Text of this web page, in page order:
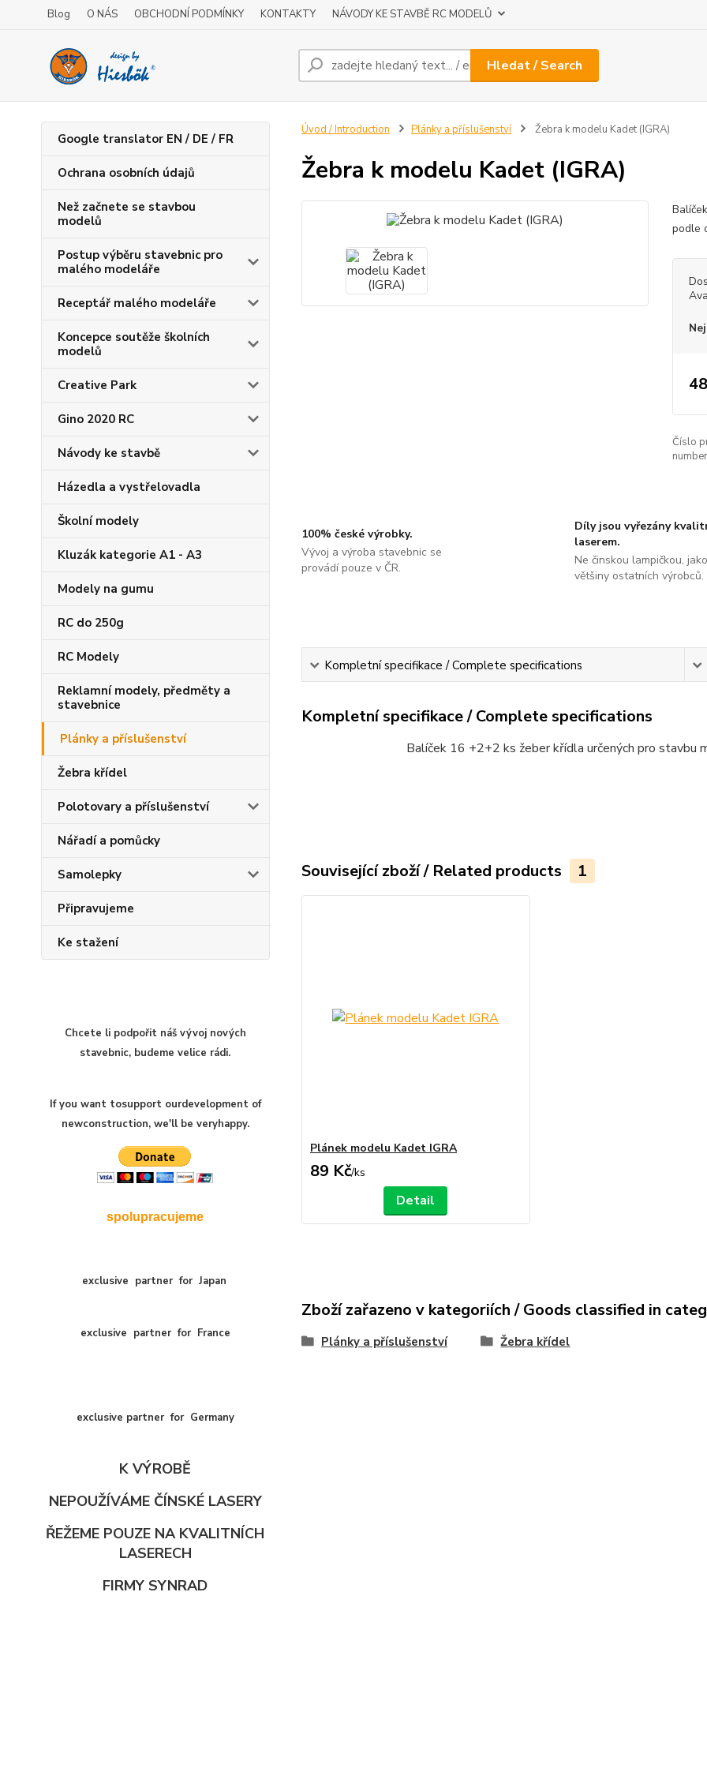
Blog O NÁS OBCHODNÍ PODMÍNKY KONTAKTY NÁVODY KE STAVBĚ RC MODELŮ
Hledat / Search
Google translator EN / DE / FR
Ochrana osobních údajů
Než začnete se stavbou
modelů
Postup výběru stavebnic pro
malého modeláře
Receptář malého modeláře
Koncepce soutěže školních
modelů
Creative Park
Gino 2020 RC
Návody ke stavbě
Házedla a vystřelovadla
Školní modely
Kluzák kategorie A1 - A3
Modely na gumu
RC do 250g
RC Modely
Reklamní modely, předměty a
stavebnice
Plánky a příslušenství
Žebra křídel
Polotovary a příslušenství
Nářadí a pomůcky
Samolepky
Připravujeme
Ke stažení
Chcete li podpořit náš vývoj nových
stavebnic, budeme velice rádi.
If you want tosupport ourdevelopment of
newconstruction, we'll be veryhappy.
spolupracujeme
exclusive partner for Japan
exclusive partner for France
exclusive partner for Germany
K VÝROBĚ
NEPOUŽÍVÁME ČÍNSKÉ LASERY
ŘEŽEME POUZE NA KVALITNÍCH
LASERECH
FIRMY SYNRAD
Úvod / Introduction Plánky a příslušenství Žebra k modelu Kadet (IGRA)
Žebra k modelu Kadet (IGRA)
podle
Číslo
100% české výrobky.
Vývoj a výroba stavebnic se
provádí pouze v ČR.
Díly jsou vyřezány
laserem.
Ne činskou lampičkou,
většiny ostatních výrobců.
Kompletní specifikace / Complete specifications
Kompletní specifikace / Complete specifications
Balíček 16 +2+2 ks žeber křídla určených pro stavbu
Související zboží / Related products 1
Plánek modelu Kadet IGRA
89 Kč/ks
Detail
Zboží zařazeno v kategoriích / Goods classified in
Plánky a příslušenství Žebra křídel